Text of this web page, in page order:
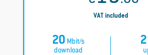
VAT included
20 Mbit/s
download
2